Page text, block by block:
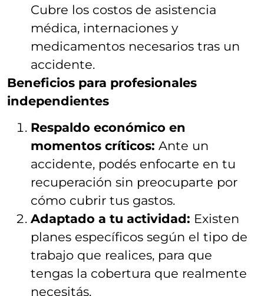
Cubre los costos de asistencia
médica, internaciones y
medicamentos necesarios tras un
accidente.
Beneficios para profesionales
independientes
Respaldo económico en
momentos críticos: Ante un
accidente, podés enfocarte en tu
recuperación sin preocuparte por
cómo cubrir tus gastos.
Adaptado a tu actividad: Existen
planes específicos según el tipo de
trabajo que realices, para que
tengas la cobertura que realmente
necesitás.